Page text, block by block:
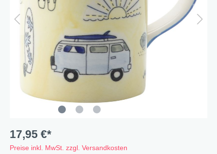
17,95 €*
Preise inkl. MwSt. zzgl. Versandkosten